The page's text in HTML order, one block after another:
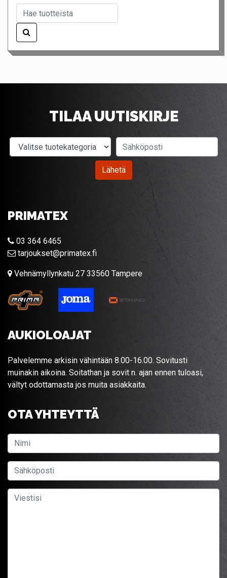
TILAA UUTISKIRJE
Valitse tuotekategoria
Lähetä
PRIMATEX
03 364 6465
tarjoukset@primatex.fi
Vehnämyllynkatu 27 33560 Tampere
AUKIOLOAJAT
Palvelemme arkisin vähintään 8.00-16.00. Sovitusti
muinakin aikoina. Soitathan ja sovit n. ajan ennen tuloasi,
vältyt odottamasta jos muita asiakkaita.
OTA YHTEYTTÄ